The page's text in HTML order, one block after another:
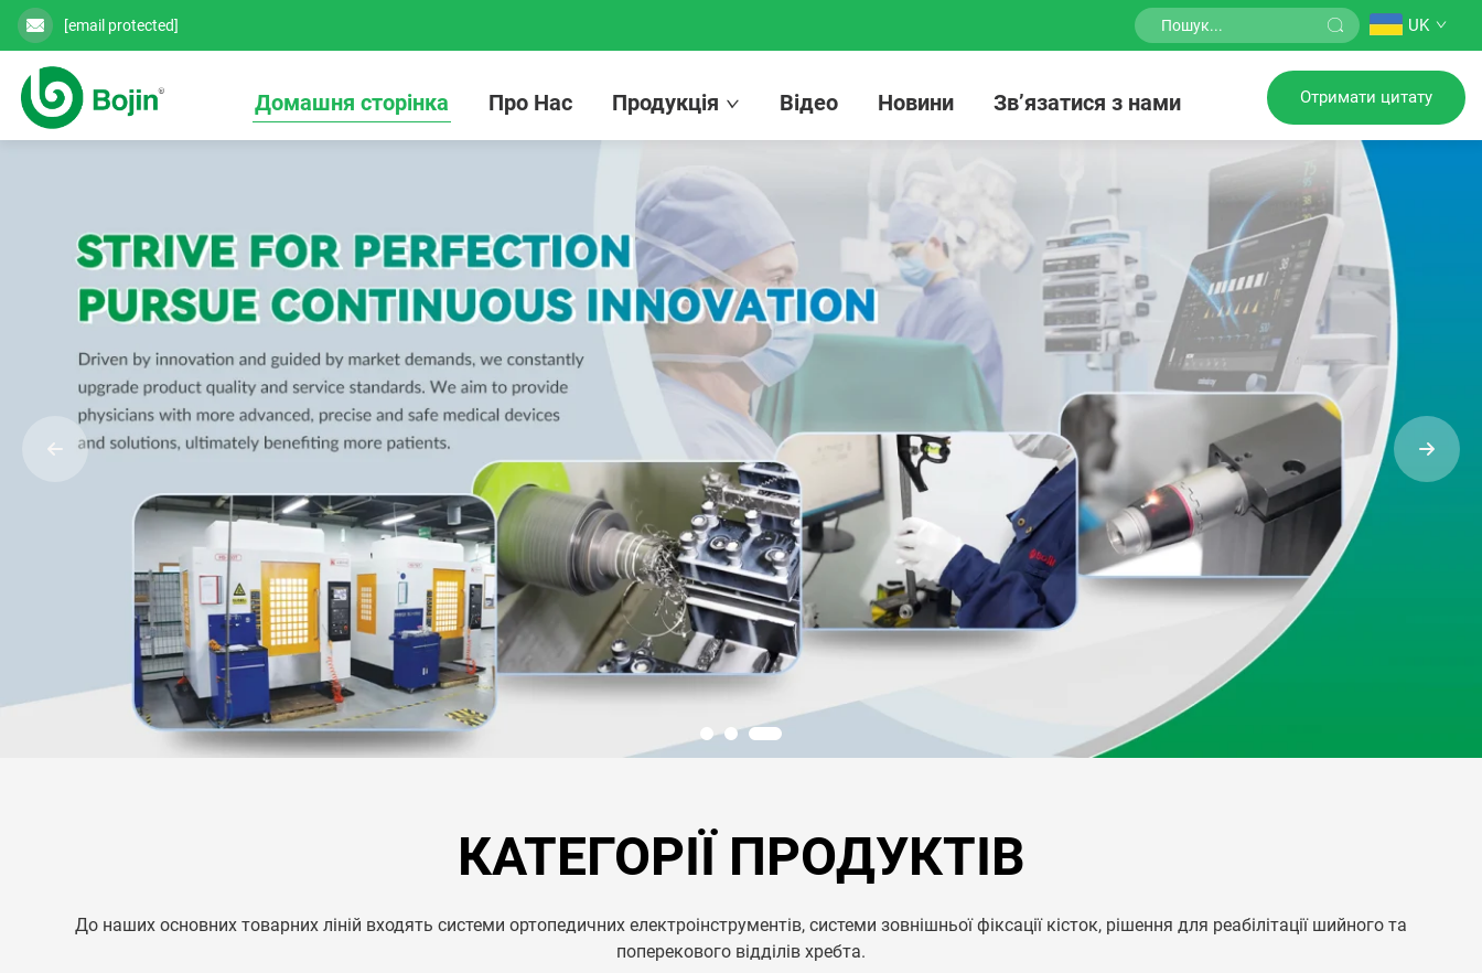
[email protected] UK
Домашня сторінка Про Нас Продукція Відео Новини Зв’язатися з нами Отримати цитату
КАТЕГОРІЇ ПРОДУКТІВ
До наших основних товарних ліній входять системи ортопедичних електроінструментів, системи зовнішньої фіксації кісток, рішення для реабілітації шийного та
поперекового відділів хребта.